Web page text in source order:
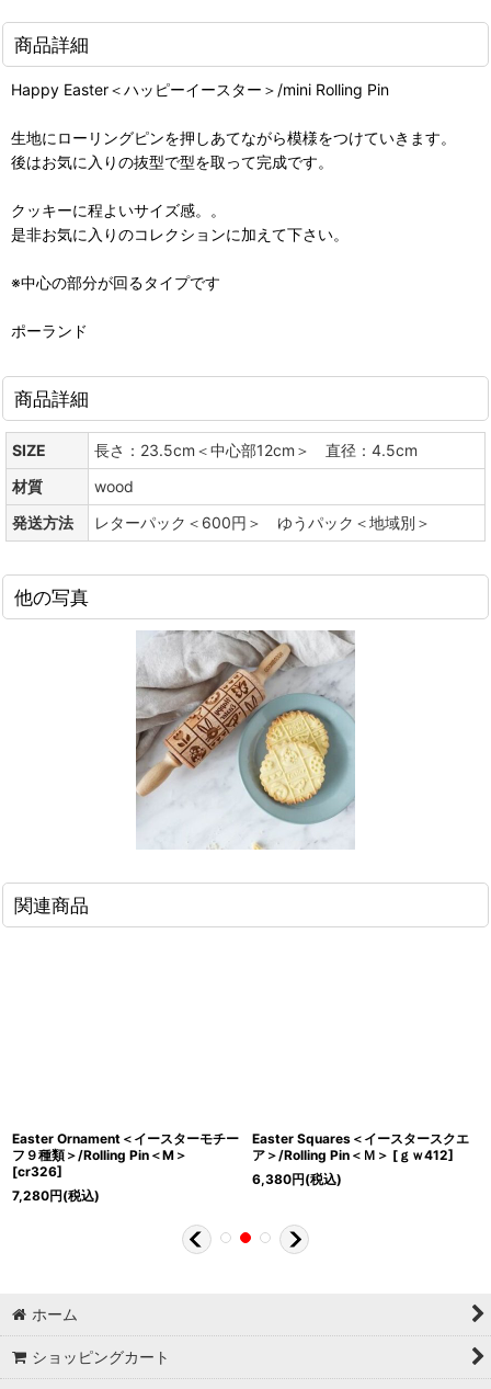
商品詳細
Happy Easter＜ハッピーイースター＞/mini Rolling Pin
生地にローリングピンを押しあてながら模様をつけていきます。
後はお気に入りの抜型で型を取って完成です。
クッキーに程よいサイズ感。。
是非お気に入りのコレクションに加えて下さい。
※中心の部分が回るタイプです
ポーランド
商品詳細
SIZE
長さ：23.5cm＜中心部12cm＞ 直径：4.5cm
材質
wood
発送方法
レターパック＜600円＞ ゆうパック＜地域別＞
他の写真
関連商品
Easter Ornament＜イースターモチー
フ９種類＞/Rolling Pin＜M＞
[cr326]
7,280円(税込)
Easter Squares＜イースタースクエ
ア＞/Rolling Pin＜Ｍ＞ [ ｇｗ412]
6,380円(税込)
ホーム
ショッピングカート